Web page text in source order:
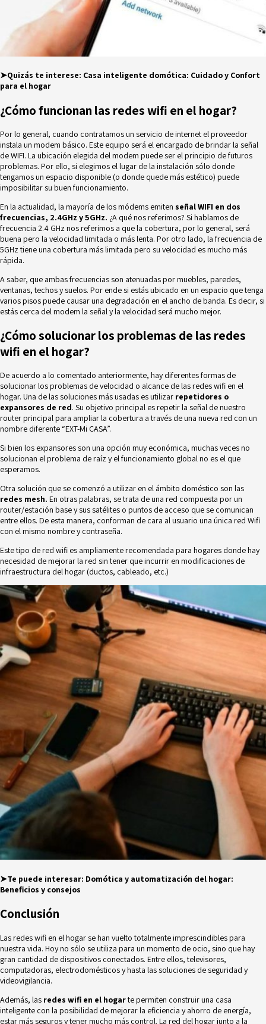
➤Quizás te interese: Casa inteligente domótica: Cuidado y Confort
para el hogar
¿Cómo funcionan las redes wifi en el hogar?
Por lo general, cuando contratamos un servicio de internet el proveedor
instala un modem básico. Este equipo será el encargado de brindar la señal
de WIFI. La ubicación elegida del modem puede ser el principio de futuros
problemas. Por ello, si elegimos el lugar de la instalación sólo donde
tengamos un espacio disponible (o donde quede más estético) puede
imposibilitar su buen funcionamiento.
En la actualidad, la mayoría de los módems emiten señal WIFI en dos
frecuencias, 2.4GHz y 5GHz. ¿A qué nos referimos? Si hablamos de
frecuencia 2.4 GHz nos referimos a que la cobertura, por lo general, será
buena pero la velocidad limitada o más lenta. Por otro lado, la frecuencia de
5GHz tiene una cobertura más limitada pero su velocidad es mucho más
rápida.
A saber, que ambas frecuencias son atenuadas por muebles, paredes,
ventanas, techos y suelos. Por ende si estás ubicado en un espacio que tenga
varios pisos puede causar una degradación en el ancho de banda. Es decir, si
estás cerca del modem la señal y la velocidad será mucho mejor.
¿Cómo solucionar los problemas de las redes
wifi en el hogar?
De acuerdo a lo comentado anteriormente, hay diferentes formas de
solucionar los problemas de velocidad o alcance de las redes wifi en el
hogar. Una de las soluciones más usadas es utilizar repetidores o
expansores de red. Su objetivo principal es repetir la señal de nuestro
router principal para ampliar la cobertura a través de una nueva red con un
nombre diferente “EXT-Mi CASA”.
Si bien los expansores son una opción muy económica, muchas veces no
solucionan el problema de raíz y el funcionamiento global no es el que
esperamos.
Otra solución que se comenzó a utilizar en el ámbito doméstico son las
redes mesh. En otras palabras, se trata de una red compuesta por un
router/estación base y sus satélites o puntos de acceso que se comunican
entre ellos. De esta manera, conforman de cara al usuario una única red Wifi
con el mismo nombre y contraseña.
Este tipo de red wifi es ampliamente recomendada para hogares donde hay
necesidad de mejorar la red sin tener que incurrir en modificaciones de
infraestructura del hogar (ductos, cableado, etc.)
➤Te puede interesar: Domótica y automatización del hogar:
Beneficios y consejos
Conclusión
Las redes wifi en el hogar se han vuelto totalmente imprescindibles para
nuestra vida. Hoy no sólo se utiliza para un momento de ocio, sino que hay
gran cantidad de dispositivos conectados. Entre ellos, televisores,
computadoras, electrodomésticos y hasta las soluciones de seguridad y
videovigilancia.
Además, las redes wifi en el hogarte permiten construir una casa
inteligente con la posibilidad de mejorar la eficiencia y ahorro de energía,
estar más seguros y tener mucho más control. La red del hogar junto a la